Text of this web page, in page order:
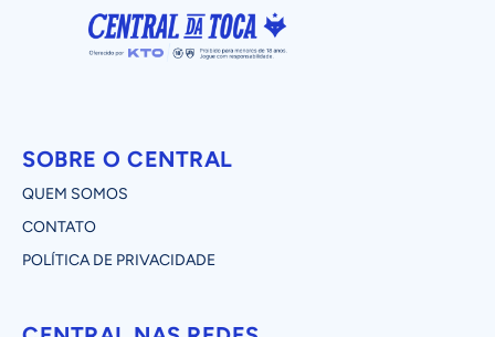
SOBRE O CENTRAL
QUEM SOMOS
CONTATO
POLÍTICA DE PRIVACIDADE